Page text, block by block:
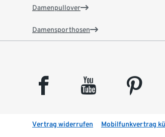
Damenpullover
Damensporthosen
facebook youtube pinterest
Vertrag widerrufen Mobilfunkvertrag